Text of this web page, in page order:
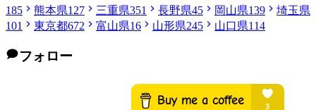
185
熊本県127 三重県351 長野県45 岡山県139
埼玉県
101
東京都672 富山県16 山形県245 山口県114
フォロー